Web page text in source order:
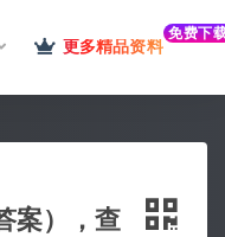
更多精品资料
免费下
案），查